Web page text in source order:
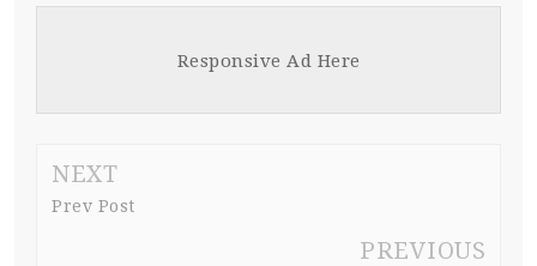
Responsive Ad Here
NEXT
Prev Post
PREVIOUS